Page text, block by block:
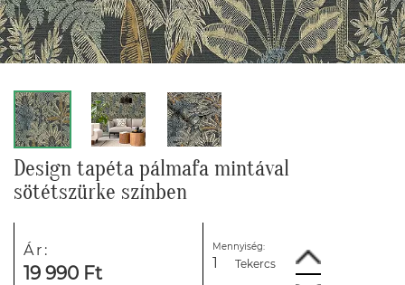
Design tapéta pálmafa mintával
sötétszürke színben
Ár:
19 990 Ft
Mennyiség:
Tekercs